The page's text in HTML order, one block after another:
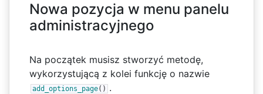
Nowa pozycja w menu panelu
administracyjnego
Na początek musisz stworzyć metodę,
wykorzystującą z kolei funkcję o nazwie
add_options_page( ) .